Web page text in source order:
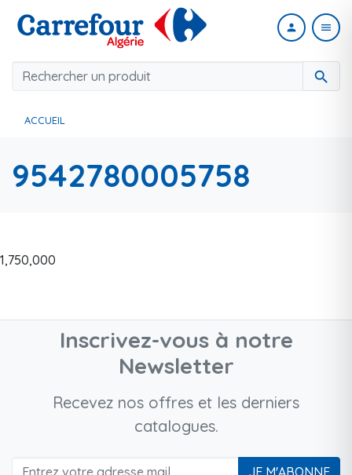
search
person menu
ACCUEIL
9542780005758
1,750,000
Inscrivez-vous à notre
Newsletter
Recevez nos offres et les derniers
catalogues.
JE M'ABONNE